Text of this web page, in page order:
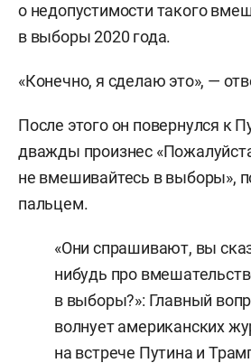
о недопустимости такого
в выборы 2020 года.
«Конечно, я сделаю это», —
После этого он повернулся к
дважды произнес
не вмешивайтесь в выборы»,
пальцем.
«Они спрашивают, вы
нибудь про
в выборы?»: Главный
волнует американских
на встрече Путина и